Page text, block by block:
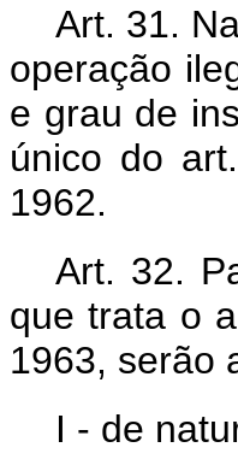
Art. 31.
operação
e grau de
único do
1962.
Art. 32.
que trata o
1963, serão
I - de